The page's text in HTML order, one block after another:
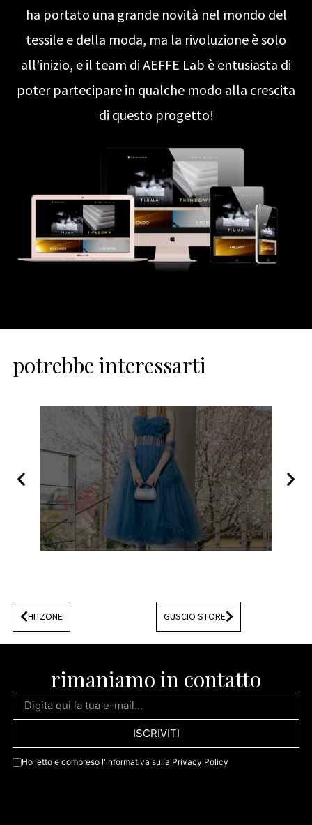
ha portato una grande novità nel mondo del
tessile e della moda, ma la rivoluzione è solo
all’inizio, e il team di AEFFE Lab è entusiasta di
poter partecipare in qualche modo alla crescita
di questo progetto!
potrebbe interessarti
HITZONE GUSCIO STORE
rimaniamo in contatto
Ho letto e compreso l'informativa sulla Privacy Policy
ISCRIVITI